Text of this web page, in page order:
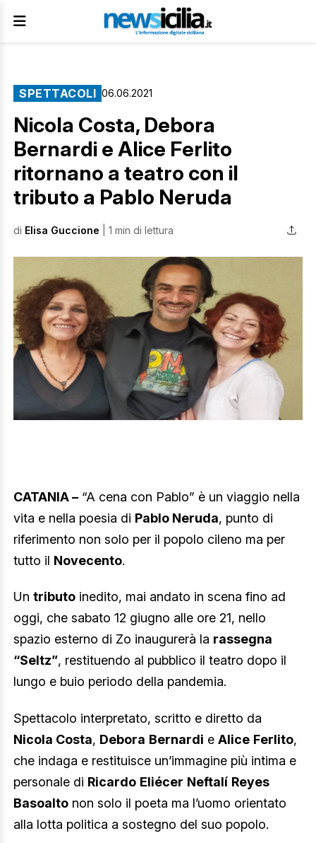
SPETTACOLI 06.06.2021
Nicola Costa, Debora
Bernardi e Alice Ferlito
ritornano a teatro con il
tributo a Pablo Neruda
di Elisa Guccione | 1 min di lettura
CATANIA – “A cena con Pablo” è un viaggio nella
vita e nella poesia di Pablo Neruda, punto di
riferimento non solo per il popolo cileno ma per
tutto il Novecento.
Un tributo inedito, mai andato in scena fino ad
oggi, che sabato 12 giugno alle ore 21, nello
spazio esterno di Zo inaugurerà la rassegna
“Seltz”, restituendo al pubblico il teatro dopo il
lungo e buio periodo della pandemia.
Spettacolo interpretato, scritto e diretto da
Nicola Costa, Debora Bernardi e Alice Ferlito,
che indaga e restituisce un’immagine più intima e
personale di Ricardo Eliécer Neftalí Reyes
Basoalto non solo il poeta ma l’uomo orientato
alla lotta politica a sostegno del suo popolo.